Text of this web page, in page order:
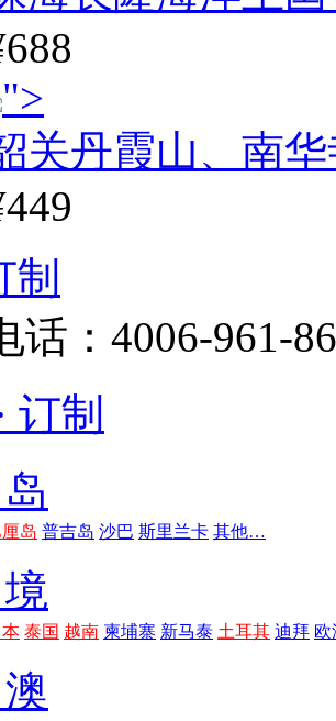
">
关丹霞山、南
制
话：4006-961-
订制
厘岛 普吉岛 沙巴 斯里兰卡 其他…
本 泰国 越南 柬埔寨 新马泰 土耳其 迪拜 欧